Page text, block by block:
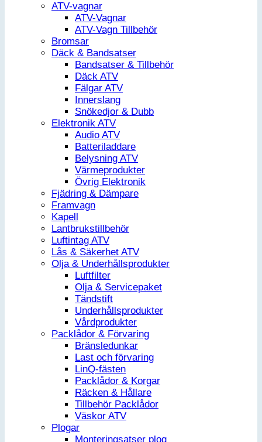
ATV-vagnar
ATV-Vagnar
ATV-Vagn Tillbehör
Bromsar
Däck & Bandsatser
Bandsatser & Tillbehör
Däck ATV
Fälgar ATV
Innerslang
Snökedjor & Dubb
Elektronik ATV
Audio ATV
Batteriladdare
Belysning ATV
Värmeprodukter
Övrig Elektronik
Fjädring & Dämpare
Framvagn
Kapell
Lantbrukstillbehör
Luftintag ATV
Lås & Säkerhet ATV
Olja & Underhållsprodukter
Luftfilter
Olja & Servicepaket
Tändstift
Underhållsprodukter
Vårdprodukter
Packlådor & Förvaring
Bränsledunkar
Last och förvaring
LinQ-fästen
Packlådor & Korgar
Räcken & Hållare
Tillbehör Packlådor
Väskor ATV
Plogar
Monteringsatser plog